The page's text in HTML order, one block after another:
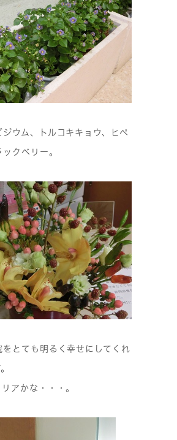
ウム、トルコキキョウ、ヒペ
クベリー。
をとても明るく幸せにしてくれ
アかな・・・。